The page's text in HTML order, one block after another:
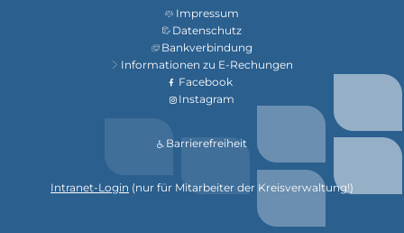
Impressum
Datenschutz
Bankverbindung
Informationen zu E-Rechungen
Facebook
Instagram
Barrierefreiheit
Intranet-Login (nur für Mitarbeiter der Kreisverwaltung!)